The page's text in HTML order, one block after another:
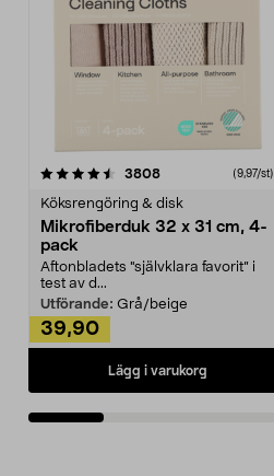
3808recensioner (9,97/st)
Köksrengöring & disk
Mikrofiberduk 32 x 31 cm, 4-
pack
Aftonbladets "självklara favorit” i
test av d...
Utförande: Grå/beige
39,90
Lägg i varukorg
4.0av 5 stjärnor